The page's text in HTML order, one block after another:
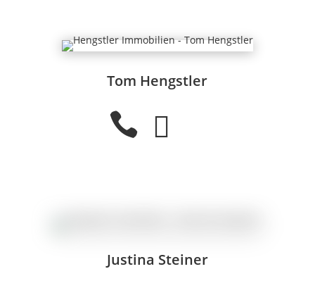
Tom Hengstler
 
Justina Steiner